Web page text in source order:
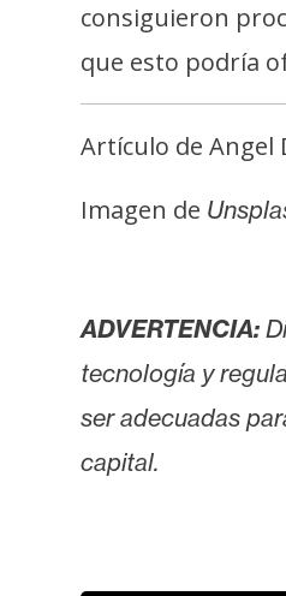
l
i
c
i
d
d
consiguieron
que esto podría
Artículo de Angel
Imagen de
ADVERTENCIA:
tecnología y
ser adecuadas
capital.